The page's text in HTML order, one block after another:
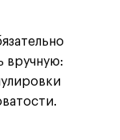
вручную: